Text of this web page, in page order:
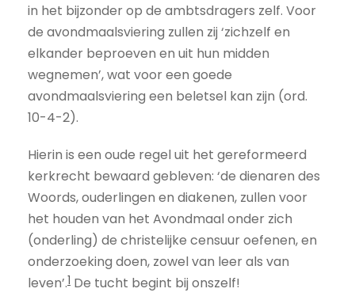
in het bijzonder op de ambtsdragers zelf. Voor
de avondmaalsviering zullen zij ‘zichzelf en
elkander beproeven en uit hun midden
wegnemen’, wat voor een goede
avondmaalsviering een beletsel kan zijn (ord.
10-4-2).
Hierin is een oude regel uit het gereformeerd
kerkrecht bewaard gebleven: ‘de dienaren des
Woords, ouderlingen en diakenen, zullen voor
het houden van het Avondmaal onder zich
(onderling) de christelijke censuur oefenen, en
onderzoeking doen, zowel van leer als van
leven’.1 De tucht begint bij onszelf!